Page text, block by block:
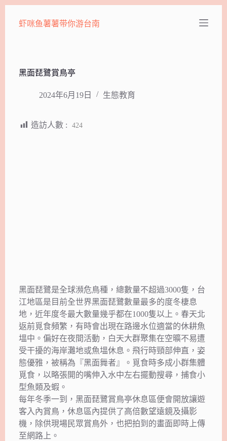
虾咪鱼薯薯带你游台南
黑面琵鷺賞鳥亭
2024年6月19日 生態教育
造訪人數 : 424
黑面琵鷺是全球瀕危鳥種，總數量不超過3000隻，台
江地區是目前全世界黑面琵鷺數量最多的度冬棲息
地，近年度冬最大數量幾乎都在1000隻以上。春天北
返前覓食頻繁，有時會出現在路邊水位適當的休耕魚
塭中。偏好在夜間活動，白天大群聚集在空曠不易遭
受干擾的海岸灘地或魚塭休息。飛行時頸部伸直，姿
態優雅，被稱為『黑面舞者』。覓食時多成小群集體
覓食，以略張開的嘴伸入水中左右擺動搜尋，捕食小
型魚類及蝦。
每年冬季一到，黑面琵鷺賞鳥亭休息區便會開放讓遊
客入內賞鳥，休息區內提供了高倍數望遠鏡及攝影
機，除供現場民眾賞鳥外，也把拍到的畫面即時上傳
至網路上。